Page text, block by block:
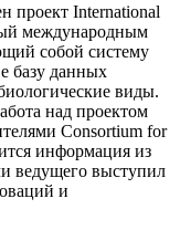
проект International
международным
собой систему
базу данных
виды.
над проектом
Consortium for
информация из
ведущего выступил
и